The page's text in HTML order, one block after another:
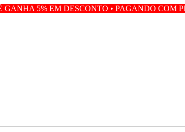
DESCONTO • PAGANDO COM PIX VOCÊ